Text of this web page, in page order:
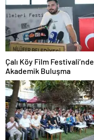
Çalı Köy Film Festivali’nde
Akademik Buluşma